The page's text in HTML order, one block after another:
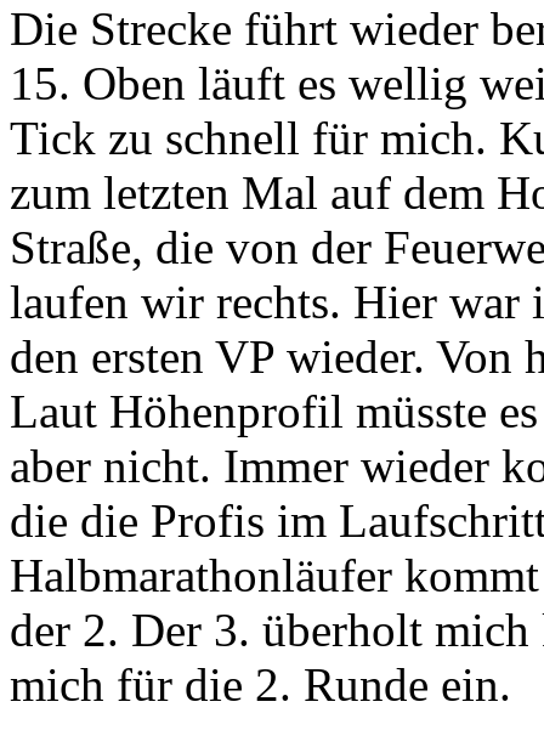
Die Strecke führt wieder
15. Oben läuft es wellig
Tick zu schnell für mich.
zum letzten Mal auf dem
Straße, die von der
laufen wir rechts. Hier war
den ersten VP wieder. Von
Laut Höhenprofil müsste
aber nicht. Immer wieder
die die Profis im
Halbmarathonläufer
der 2. Der 3. überholt
mich für die 2. Runde ein.